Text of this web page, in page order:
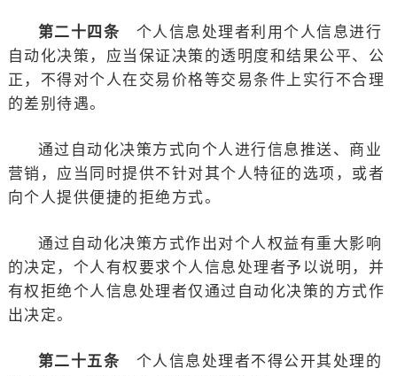
第二十四条 个人信息处理者利用个人信息进行
自动化决策，应当保证决策的透明度和结果公平、公
正，不得对个人在交易价格等交易条件上实行不合理
的差别待遇。
通过自动化决策方式向个人进行信息推送、商业
营销，应当同时提供不针对其个人特征的选项，或者
向个人提供便捷的拒绝方式。
通过自动化决策方式作出对个人权益有重大影响
的决定，个人有权要求个人信息处理者予以说明，并
有权拒绝个人信息处理者仅通过自动化决策的方式作
出决定。
第二十五条 个人信息处理者不得公开其处理的